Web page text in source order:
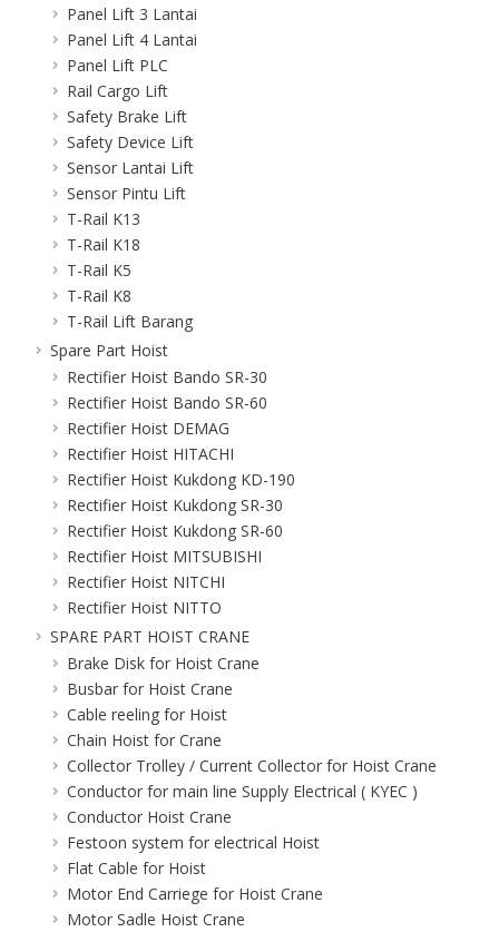
Panel Lift 3 Lantai
Panel Lift 4 Lantai
Panel Lift PLC
Rail Cargo Lift
Safety Brake Lift
Safety Device Lift
Sensor Lantai Lift
Sensor Pintu Lift
T-Rail K13
T-Rail K18
T-Rail K5
T-Rail K8
T-Rail Lift Barang
Spare Part Hoist
Rectifier Hoist Bando SR-30
Rectifier Hoist Bando SR-60
Rectifier Hoist DEMAG
Rectifier Hoist HITACHI
Rectifier Hoist Kukdong KD-190
Rectifier Hoist Kukdong SR-30
Rectifier Hoist Kukdong SR-60
Rectifier Hoist MITSUBISHI
Rectifier Hoist NITCHI
Rectifier Hoist NITTO
SPARE PART HOIST CRANE
Brake Disk for Hoist Crane
Busbar for Hoist Crane
Cable reeling for Hoist
Chain Hoist for Crane
Collector Trolley / Current Collector for Hoist Crane
Conductor for main line Supply Electrical ( KYEC )
Conductor Hoist Crane
Festoon system for electrical Hoist
Flat Cable for Hoist
Motor End Carriege for Hoist Crane
Motor Sadle Hoist Crane